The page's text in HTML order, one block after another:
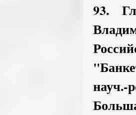
93.
науч.-